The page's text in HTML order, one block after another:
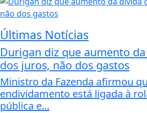
Últimas Notícias
Durigan diz que aumento
dos juros, não dos gastos
Ministro da Fazenda afirmou
endividamento está ligada à
pública e...